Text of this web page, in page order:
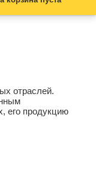
отраслей.
его продукцию
Наши